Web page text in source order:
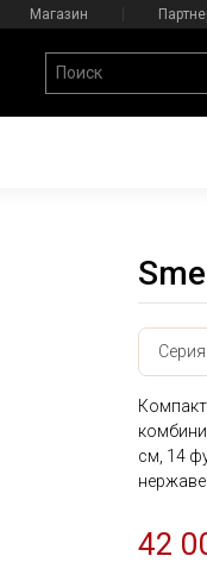
Магазин
Серия
см, 14
42